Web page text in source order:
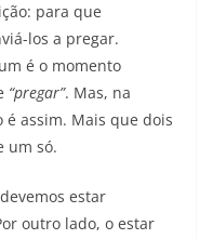
para que
los a pregar.
é o momento
“pregar”. Mas, na
é assim. Mais que dois
um só.
estar
outro lado, o estar